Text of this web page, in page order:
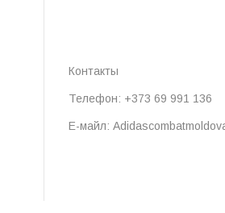
Контакты
Телефон: +373 69 991 136
Е-майл: